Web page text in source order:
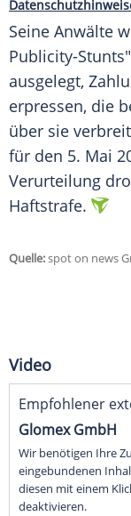
Seine Anwälte
Publicity-
ausgelegt,
erpressen, die
über sie
für den 5. Mai
Verurteilung
Haftstrafe.
Quelle:spot on news
Video
Empfohlener
Glomex GmbH
Wir benötigen Ihre
eingebundenen
diesen mit einem
deaktivieren.